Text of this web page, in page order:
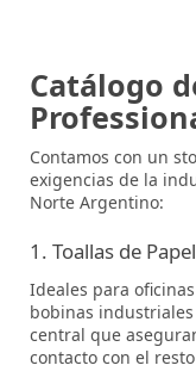
Catálogo
Contamos con un
exigencias de la
Norte Argentino:
1. Toallas de
Ideales para
bobinas
central que
contacto con el